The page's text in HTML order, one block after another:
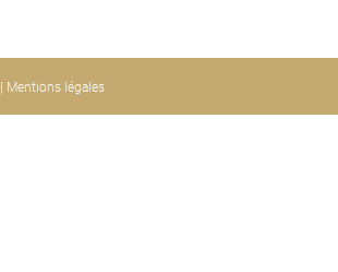
Mentions légales